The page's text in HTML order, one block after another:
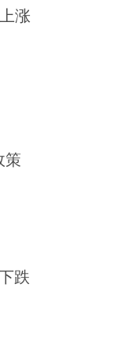
涨
策
跌